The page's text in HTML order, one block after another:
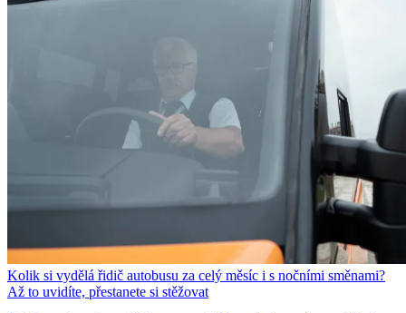
Kolik si vydělá řidič autobusu za celý měsíc i s nočními směnami?
Až to uvidíte, přestanete si stěžovat